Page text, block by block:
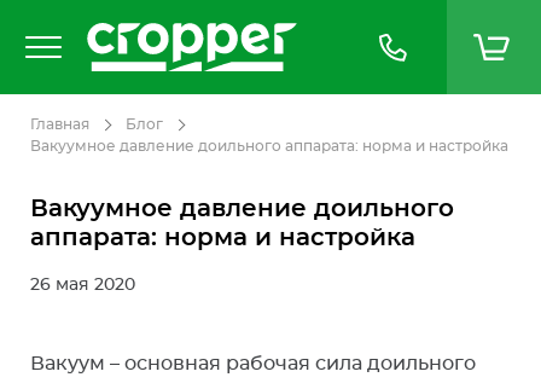
Главная
Блог
Вакуумное давление доильного аппарата: норма и настройка
Вакуумное давление доильного
аппарата: норма и настройка
26 мая 2020
Вакуум – основная рабочая сила доильного